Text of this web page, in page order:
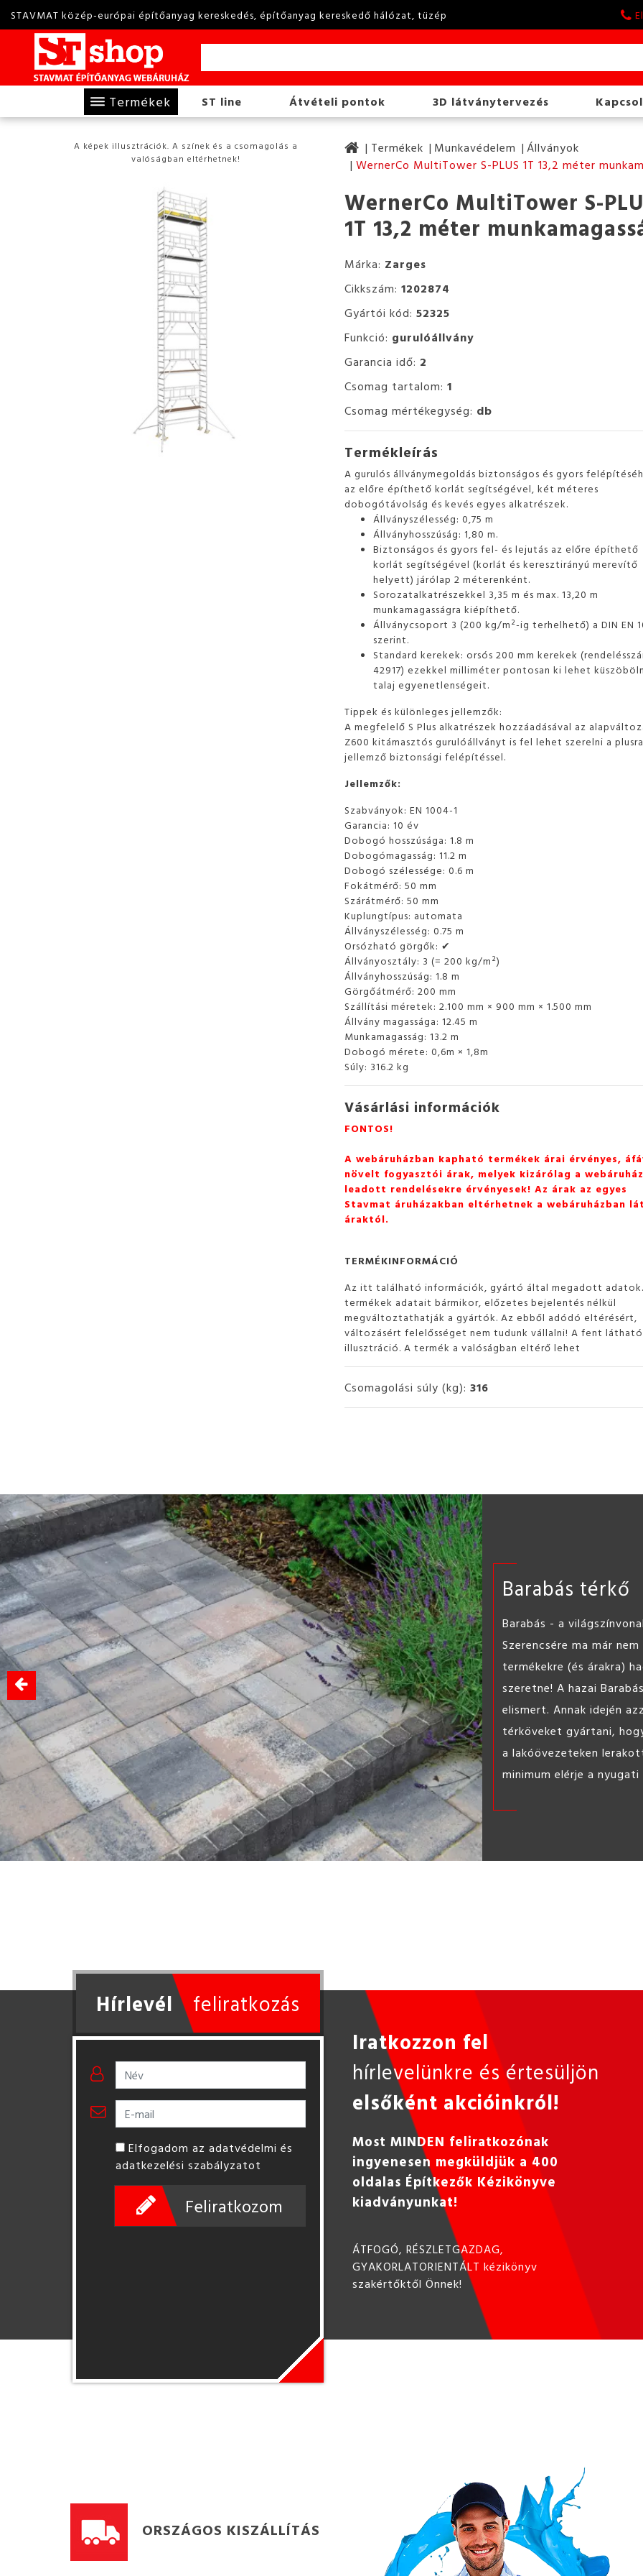
STAVMAT közép-európai építőanyag kereskedés, építőanyag kereskedő hálózat, tüzép
Termékek ST line Átvételi pontok 3D látványtervezés
A képek illusztrációk. A színek és a csomagolás a
valóságban eltérhetnek!
Termékek Munkavédelem
Állványok
WernerCo MultiTower S-PLUS 1T 13,2 méter
WernerCo MultiTower S-
1T 13,2 méter
Márka: Zarges
Cikkszám:1202874
Gyártói kód:52325
Funkció: gurulóállvány
Garancia idő: 2
Csomag tartalom:1
Csomag mértékegység: db
Termékleírás
A gurulós állványmegoldás biztonságos és gyors
az előre építhető korlát segítségével, két méteres
dobogótávolság és kevés egyes alkatrészek.
Állványszélesség: 0,75 m
Állványhosszúság: 1,80 m.
Biztonságos és gyors fel- és lejutás az előre építhető
korlát segítségével (korlát és keresztirányú merevítő
helyett) járólap 2 méterenként.
Sorozatalkatrészekkel 3,35 m és max. 13,20 m
munkamagasságra kiépíthető.
Állványcsoport 3 (200 kg/m²-ig terhelhető) a DIN EN
szerint.
Standard kerekek: orsós 200 mm kerekek
42917) ezekkel milliméter pontosan ki lehet
talaj egyenetlenségeit.
Tippek és különleges jellemzők:
A megfelelő S Plus alkatrészek hozzáadásával az
Z600 kitámasztós gurulóállványt is fel lehet szerelni a plusra
jellemző biztonsági felépítéssel.
Jellemzők:
Szabványok: EN 1004-1
Garancia: 10 év
Dobogó hosszúsága: 1.8 m
Dobogómagasság: 11.2 m
Dobogó szélessége: 0.6 m
Fokátmérő: 50 mm
Szárátmérő: 50 mm
Kuplungtípus: automata
Állványszélesség: 0.75 m
Orsózható görgők: ✔
Állványosztály: 3 (= 200 kg/m²)
Állványhosszúság: 1.8 m
Görgőátmérő: 200 mm
Szállítási méretek: 2.100 mm × 900 mm × 1.500 mm
Állvány magassága: 12.45 m
Munkamagasság: 13.2 m
Dobogó mérete: 0,6m × 1,8m
Súly: 316.2 kg
Vásárlási információk
FONTOS!
A webáruházban kapható termékek árai érvényes,
növelt fogyasztói árak, melyek kizárólag a
leadott rendelésekre érvényesek! Az árak az egyes
Stavmat áruházakban eltérhetnek a webáruházban
áraktól.
TERMÉKINFORMÁCIÓ
Az itt található információk, gyártó által megadott
termékek adatait bármikor, előzetes bejelentés nélkül
megváltoztathatják a gyártók. Az ebből adódó eltérésért,
változásért felelősséget nem tudunk vállalni! A fent
illusztráció. A termék a valóságban eltérő lehet
Csomagolási súly (kg):316
és
megnézem
Hírlevél feliratkozás
Elfogadom az adatvédelmi és
adatkezelési szabályzatot
Feliratkozom
Iratkozzon fel
hírlevelünkre és értesüljön
elsőként akcióinkról!
Most MINDEN feliratkozónak
ingyenesen megküldjük a 400
oldalas Építkezők Kézikönyve
kiadványunkat!
ÁTFOGÓ, RÉSZLETGAZDAG,
GYAKORLATORIENTÁLT kézikönyv
szakértőktől Önnek!
ORSZÁGOS KISZÁLLÍTÁS